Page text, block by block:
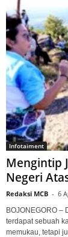
Infotaiment
Mengintip
Negeri
Redaksi MCB - 6
BOJONEGORO –
terdapat sebuah
memukau, tetapi